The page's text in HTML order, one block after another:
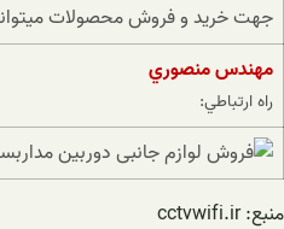
جهت خريد و فروش محصولات
مهندس منصوري
راه ارتباطي:
منبع: cctvwifi.ir